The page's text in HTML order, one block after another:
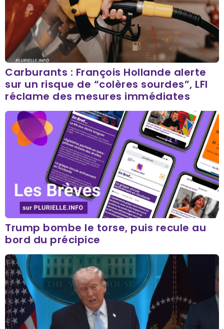
Carburants : François Hollande alerte
sur un risque de “colères sourdes”, LFI
réclame des mesures immédiates
Trump bombe le torse, puis recule au
bord du précipice